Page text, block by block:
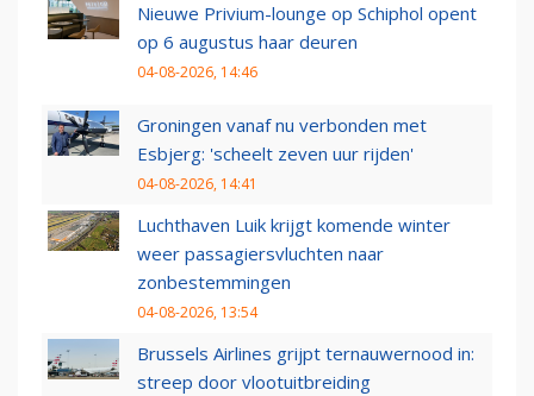
Nieuwe Privium-lounge op Schiphol opent
op 6 augustus haar deuren
04-08-2026, 14:46
Groningen vanaf nu verbonden met
Esbjerg: 'scheelt zeven uur rijden'
04-08-2026, 14:41
Luchthaven Luik krijgt komende winter
weer passagiersvluchten naar
zonbestemmingen
04-08-2026, 13:54
Brussels Airlines grijpt ternauwernood in:
streep door vlootuitbreiding